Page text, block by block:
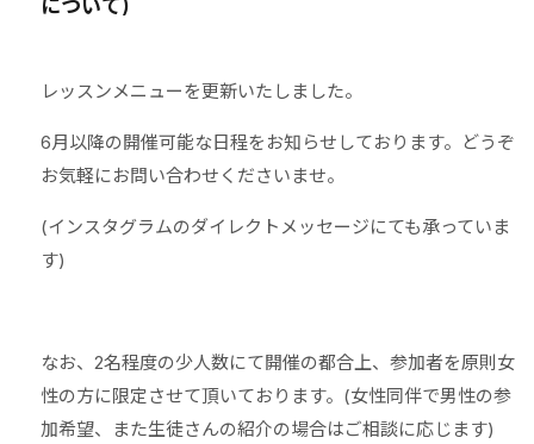
について)
レッスンメニューを更新いたしました。
6月以降の開催可能な日程をお知らせしております。どうぞ
お気軽にお問い合わせくださいませ。
(インスタグラムのダイレクトメッセージにても承っていま
す)
なお、2名程度の少人数にて開催の都合上、参加者を原則女
性の方に限定させて頂いております。(女性同伴で男性の参
加希望、また生徒さんの紹介の場合はご相談に応じます)